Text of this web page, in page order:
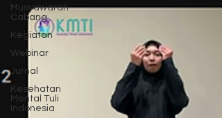
Musyawarah
Cabang
Kegiatan
Webinar
Jurnal
Kesehatan
Mental Tuli
Indonesia